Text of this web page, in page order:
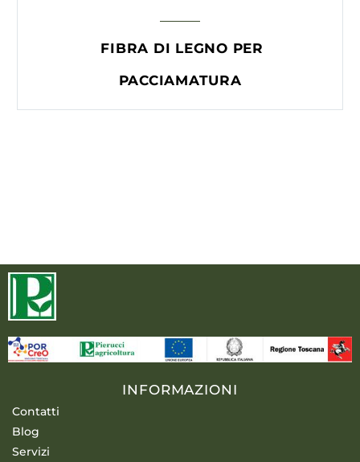
FIBRA DI LEGNO PER
PACCIAMATURA
INFORMAZIONI
Contatti
Blog
Servizi